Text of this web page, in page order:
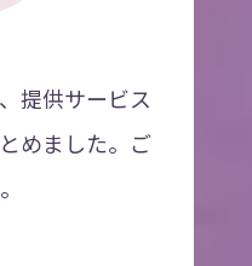
提供サービス
めました。ご